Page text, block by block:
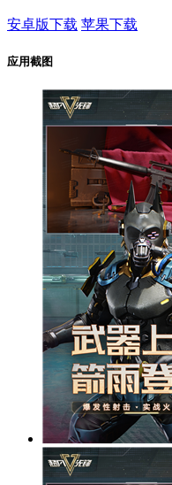
安卓版下载 苹果下载
应用截图